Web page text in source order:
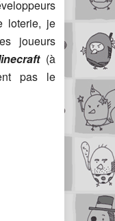
loterie, je
joueurs
(à
pas le